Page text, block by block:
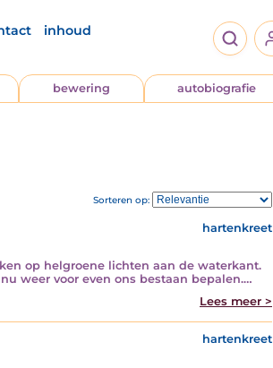
inhoud
bewering autobiografie
Sorteren op:
hartenkreet
op helgroene lichten aan de waterkant.
weer voor even ons bestaan bepalen.…
Lees meer >
hartenkreet